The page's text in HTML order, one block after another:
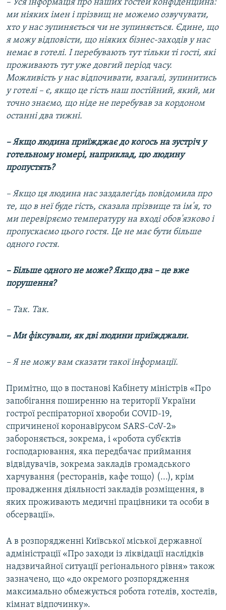
– Уся інформація про наших гостей конфіденційна:
ми ніяких імен і прізвищ не можемо озвучувати,
хто у нас зупиняється чи не зупиняється. Єдине, що
я можу відповісти, що ніяких бізнес-заходів у нас
немає в готелі. І перебувають тут тільки ті гості, які
проживають тут уже довгий період часу.
Можливість у нас відпочивати, взагалі, зупинитись
у готелі – є, якщо це гість наш постійний, який, ми
точно знаємо, що ніде не перебував за кордоном
останні два тижні.
– Якщо людина приїжджає до когось на зустріч у
готельному номері, наприклад, цю людину
пропустять?
– Якщо ця людина нас заздалегідь повідомила про
те, що в неї буде гість, сказала прізвище та ім'я, то
ми перевіряємо температуру на вході обов'язково і
пропускаємо цього гостя. Це не має бути більше
одного гостя.
– Більше одного не може? Якщо два – це вже
порушення?
– Так. Так.
– Ми фіксували, як дві людини приїжджали.
– Я не можу вам сказати такої інформації.
Примітно, що в постанові Кабінету міністрів «Про
запобігання поширенню на території України
гострої респіраторної хвороби COVID-19,
спричиненої коронавірусом SARS-CoV-2»
забороняється, зокрема, і «робота суб’єктів
господарювання, яка передбачає приймання
відвідувачів, зокрема закладів громадського
харчування (ресторанів, кафе тощо) (...), крім
провадження діяльності закладів розміщення, в
яких проживають медичні працівники та особи в
обсервації».
А в розпорядженні Київської міської державної
адміністрації «Про заходи із ліквідації наслідків
надзвичайної ситуації регіонального рівня» також
зазначено, що «до окремого розпорядження
максимально обмежується робота готелів, хостелів,
кімнат відпочинку».